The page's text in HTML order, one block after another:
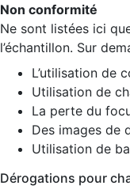
Non conformité
Ne sont listées ici
l’échantillon. Sur
L’utilisation de
Utilisation de
La perte du
Des images de
Utilisation de
Dérogations pour